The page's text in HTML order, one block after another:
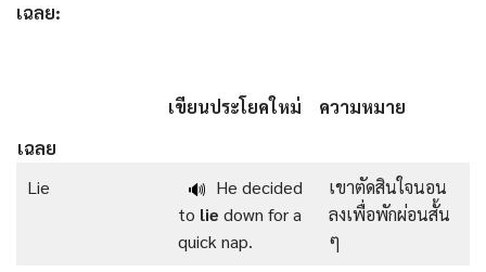
เฉลย:
เฉลย
เขียนประโยคใหม่ ความหมาย
Lie 🔊 He decided
to lie down for a
quick nap.
เขาตัดสินใจนอน
ลงเพื่อพักผ่อนสั้น
ๆ